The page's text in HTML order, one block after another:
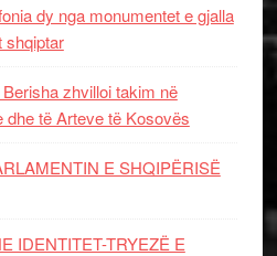
dy nga monumentet e gjalla
shqiptar
zhvilloi takim në
të Arteve të Kosovës
E SHQIPËRISË
IDENTITET-TRYEZË E